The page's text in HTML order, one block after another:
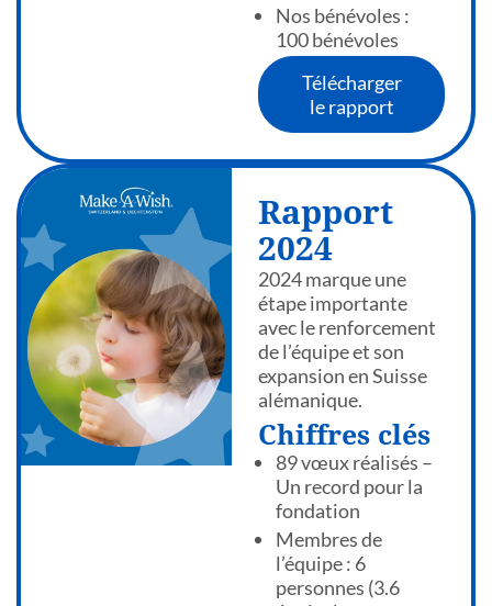
Nos bénévoles :
100 bénévoles
Télécharger
le rapport
Rapport
2024
2024 marque une
étape importante
avec le renforcement
de l’équipe et son
expansion en Suisse
alémanique.
Chiffres clés
89 vœux réalisés –
Un record pour la
fondation
Membres de
l’équipe : 6
personnes (3.6